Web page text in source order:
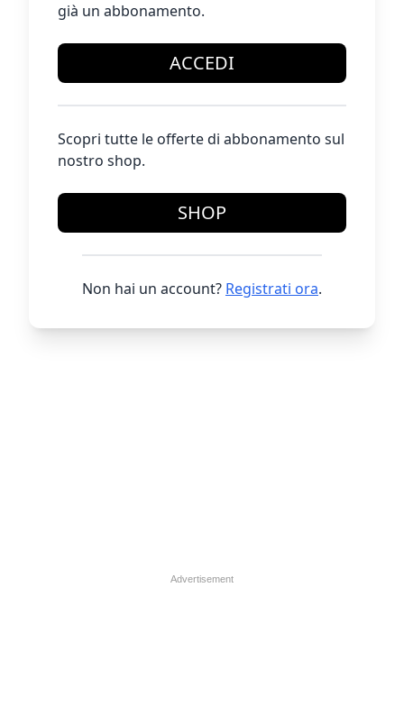
già un abbonamento.
ACCEDI
Scopri tutte le offerte di abbonamento sul
nostro shop.
SHOP
Non hai un account? Registrati ora.